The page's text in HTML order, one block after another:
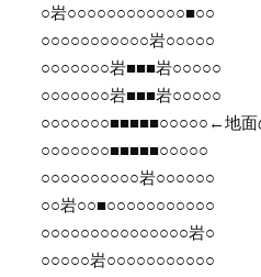
○岩○○○○○○○○○○○○■○○
○○○○○○○○○○○岩○○○○○
○○○○○○○岩■■■岩○○○○○
○○○○○○○岩■■■岩○○○○○
○○○○○○○■■■■■○○○○○←地面
○○○○○○○■■■■■○○○○○
○○○○○○○○○○岩○○○○○○
○○岩○○■○○○○○○○○○○○
○○○○○○○○○○○○○○○岩○
○○○○○岩○○○○○○○○○○○